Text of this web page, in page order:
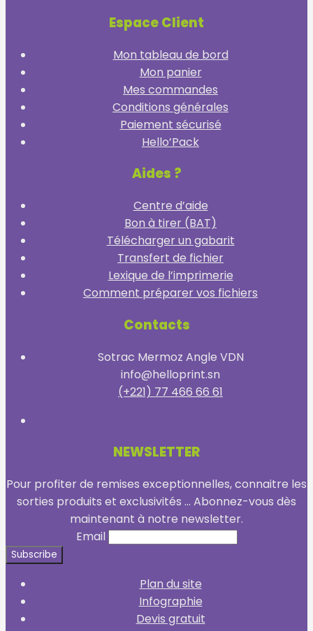
Espace Client
Mon tableau de bord
Mon panier
Mes commandes
Conditions générales
Paiement sécurisé
Hello’Pack
Aides ?
Centre d’aide
Bon à tirer (BAT)
Télécharger un gabarit
Transfert de fichier
Lexique de l’imprimerie
Comment préparer vos fichiers
Contacts
Sotrac Mermoz Angle VDN
info@helloprint.sn
(+221) 77 466 66 61
NEWSLETTER
Pour profiter de remises exceptionnelles, connaitre les
sorties produits et exclusivités ... Abonnez-vous dès
maintenant à notre newsletter.
Email
Plan du site
Infographie
Devis gratuit